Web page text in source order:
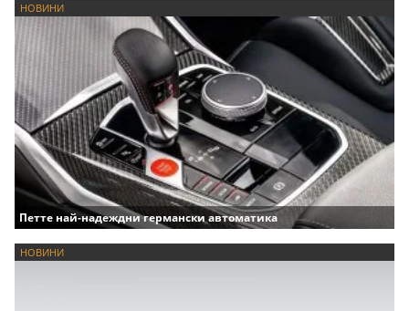
НОВИНИ
Петте най-надеждни германски автоматика
НОВИНИ